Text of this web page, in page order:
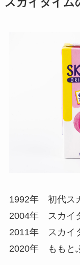
1992年 初代ス
2004年 スカイ
2011年 スカイ
2020年 ももと